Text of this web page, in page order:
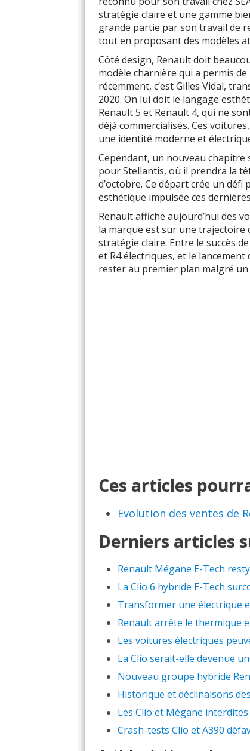
stratégie claire et une gamme
grande partie par son travail de
tout en proposant des modèles
Côté design, Renault doit
modèle charnière qui a permis
récemment, c’est Gilles Vidal,
2020. On lui doit le langage
Renault 5 et Renault 4, qui ne
déjà commercialisés. Ces
une identité moderne et
Cependant, un nouveau chapitre
pour Stellantis, où il prendra la
d’octobre. Ce départ crée un
esthétique impulsée ces
Renault affiche aujourd’hui des
la marque est sur une trajectoire
stratégie claire. Entre le succès
et R4 électriques, et le lancement
rester au premier plan malgré
Ces articles
Evolution des ventes de
Derniers articles
Renault Mégane E-Tech
La Clio 6 hybride E-Tech
Transformer une électrique
Renault arrête le thermique
Les voitures électriques
La Clio serait-elle devenue
Nouveau groupe hybride
Historique et déclinaisons
Les Clio et Mégane
Crash-tests Clio et A390